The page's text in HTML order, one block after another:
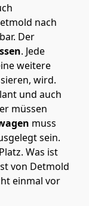
nach
Der
. Jede
weitere
wird.
und auch
müssen
muss
sein.
Was ist
von Detmold
einmal vor